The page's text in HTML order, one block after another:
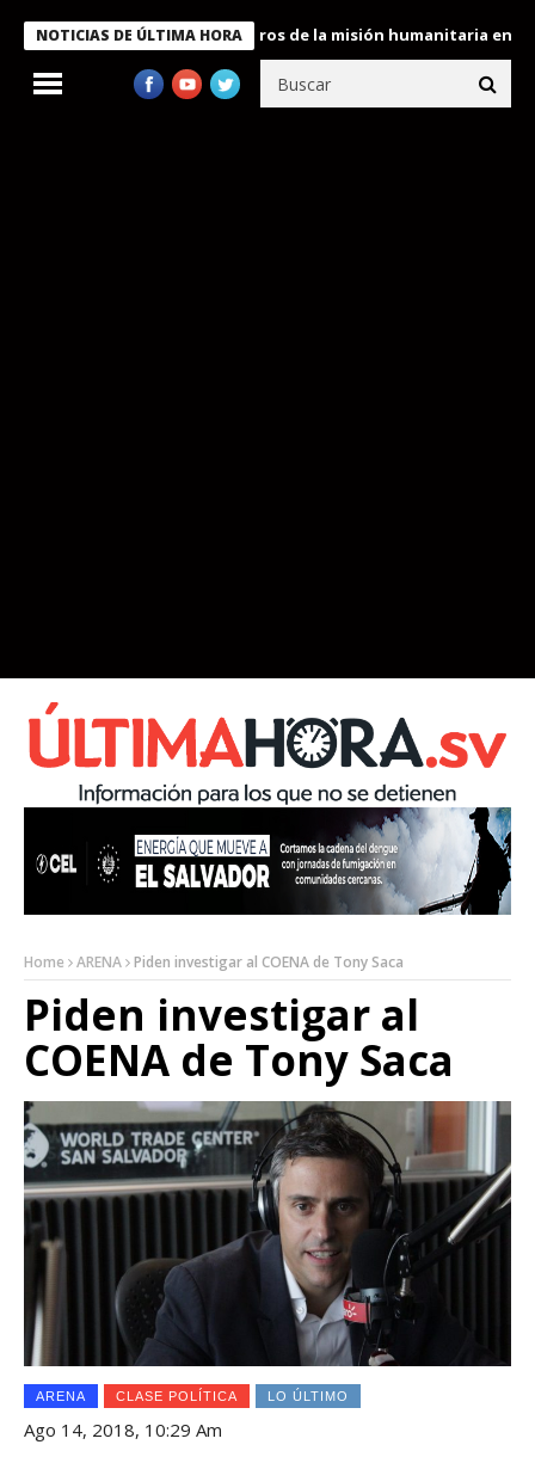
NOTICIAS DE ÚLTIMA HORA
condecora a miembros de la misión humanitaria enviada a
Home ARENA Piden investigar al COENA de Tony Saca
Piden investigar al
COENA de Tony Saca
ARENA CLASE POLÍTICA LO ÚLTIMO
Ago 14, 2018, 10:29 Am